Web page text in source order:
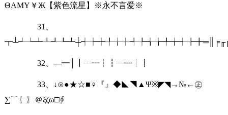
ΘAMY￥Ж【紫色流星】※永不言爱※
31、
32、—━│┃┄┅┆┇┈┉┊┋
33、↓⊙●★☆■♀『』◆◣◥▲Ψ※◤◥→№←㊣
∑⌒〖〗＠ξζω□∮